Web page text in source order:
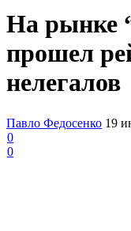
На рынке
прошел
нелегалов
Павло Федосенко 19
0
0